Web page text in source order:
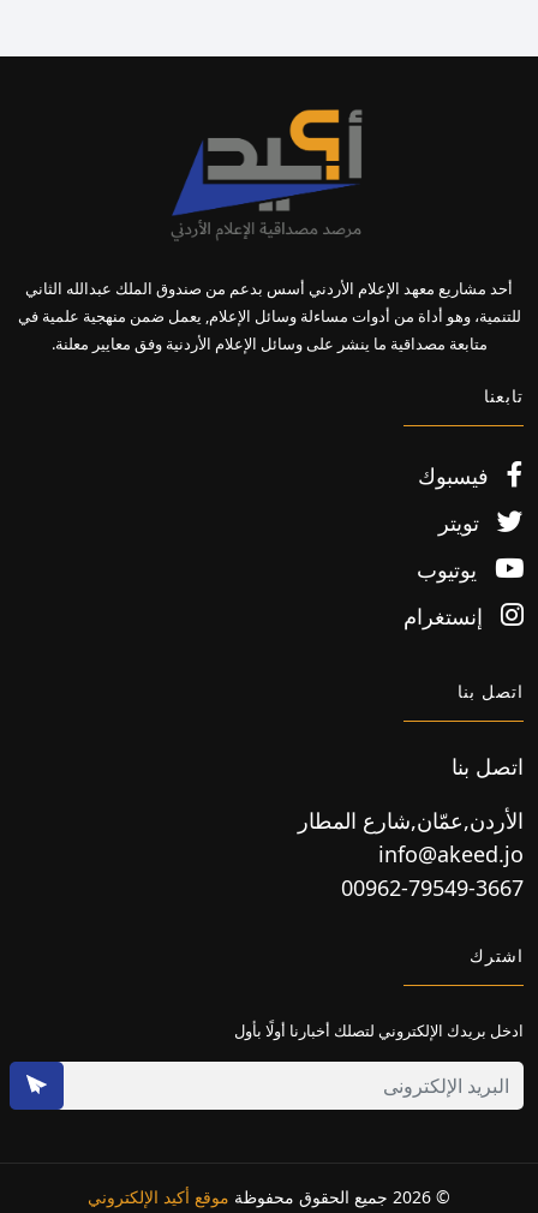
أحد مشاريع معهد الإعلام الأردني أسس بدعم من صندوق الملك عبدالله الثاني
للتنمية، وهو أداة من أدوات مساءلة وسائل الإعلام, يعمل ضمن منهجية علمية في
متابعة مصداقية ما ينشر على وسائل الإعلام الأردنية وفق معايير معلنة.
تابعنا
فيسبوك
تويتر
يوتيوب
إنستغرام
اتصل بنا
اتصل بنا
الأردن,عمّان,شارع المطار
info@akeed.jo
00962-79549-3667
اشترك
ادخل بريدك الإلكتروني لتصلك أخبارنا أولًا بأول
© 2026 جميع الحقوق محفوظة موقع أكيد الإلكتروني